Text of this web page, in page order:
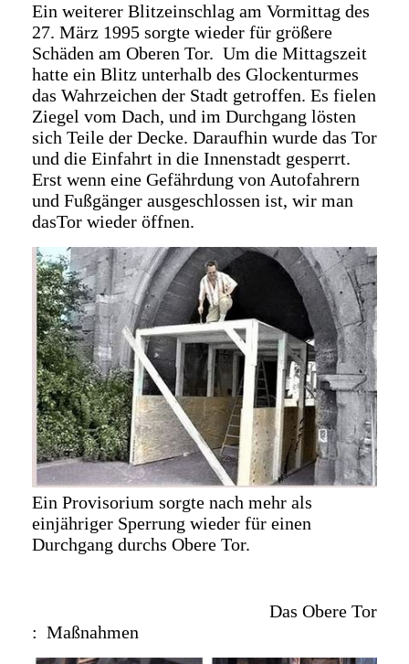
Ein weiterer Blitzeinschlag am Vormittag des
27. März 1995 sorgte wieder für größere
Schäden am Oberen Tor. Um die Mittagszeit
hatte ein Blitz unterhalb des Glockenturmes
das Wahrzeichen der Stadt getroffen. Es fielen
Ziegel vom Dach, und im Durchgang lösten
sich Teile der Decke. Daraufhin wurde das Tor
und die Einfahrt in die Innenstadt gesperrt.
Erst wenn eine Gefährdung von Autofahrern
und Fußgänger ausgeschlossen ist, wir man
dasTor wieder öffnen.
Ein Provisorium sorgte nach mehr als
einjähriger Sperrung wieder für einen
Durchgang durchs Obere Tor.
Das Obere Tor
: Maßnahmen